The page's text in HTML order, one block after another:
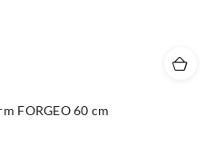
FORGEO 60 cm